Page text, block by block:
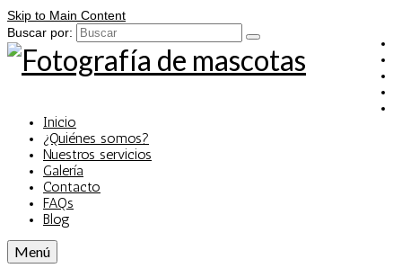
Skip to Main Content
Buscar por:
Inicio
¿Quiénes somos?
Nuestros servicios
Galería
Contacto
FAQs
Blog
Menú